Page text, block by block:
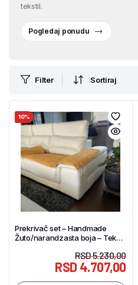
tekstil.
Pogledaj ponudu
Filter Sortiraj
10%
Prekrivač set – Handmade
Žuto/narandzasta boja – Tekstil
RSD5.230,00
RSD4.707,00